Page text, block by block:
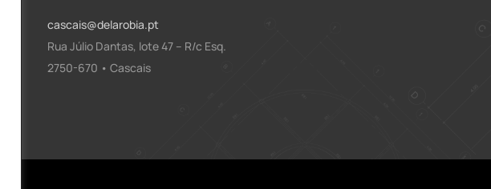
cascais@delarobia.pt
Rua Júlio Dantas, lote 47 – R/c Esq.
2750-670 • Cascais